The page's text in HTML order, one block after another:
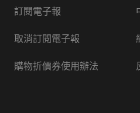
訂閱電子報
取消訂閱電子報
購物折價券使用辦法